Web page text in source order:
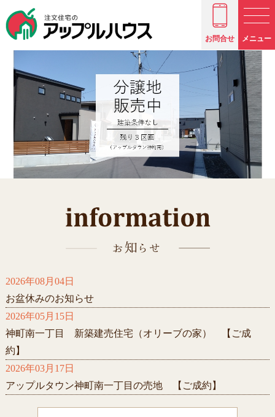
お問合せ メニュー
2026年08月04日
お盆休みのお知らせ
2026年05月15日
神町南一丁目 新築建売住宅（オリーブの家） 【ご成
約】
2026年03月17日
アップルタウン神町南一丁目の売地 【ご成約】